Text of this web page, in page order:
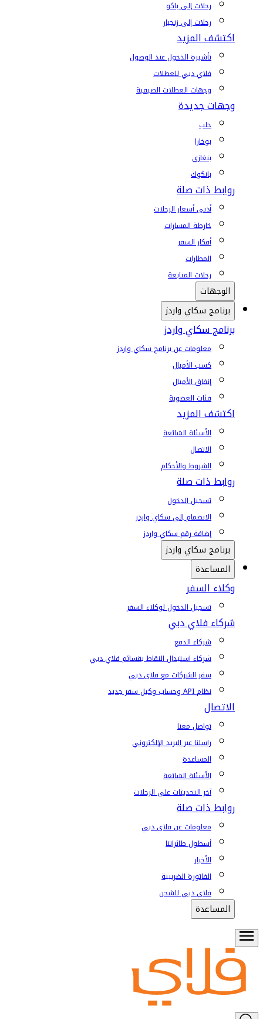
رحلات إلى باكو
رحلات إلى زنجبار
اكتشف المزيد
تأشيرة الدخول عند الوصول
فلاي دبي للعطلات
وجهات العطلات الصيفية
وجهات جديدة
حلب
بوخارا
بنغازي
بانكوك
روابط ذات صلة
أدنى أسعار الرحلات
خارطة المسارات
أفكار السفر
المطارات
رحلات المتابعة
الوجهات
برنامج سكاي واردز
برنامج سكاي واردز
معلومات عن برنامج سكاي واردز
كسب الأميال
إنفاق الأميال
فئات العضوية
اكتشف المزيد
الأسئلة الشائعة
الاتصال
الشروط والأحكام
روابط ذات صلة
تسجيل الدخول
الانضمام إلى سكاي واردز
إضافة رقم سكاي واردز
برنامج سكاي واردز
المساعدة
وكلاء السفر
تسجيل الدخول لوكلاء السفر
شركاء فلاي دبي
شركاء الدفع
شركاء استبدال النقاط بقسائم فلاي دبي
سفر الشركات مع فلاي دبي
نظام API وحساب وكيل سفر جديد
الاتصال
تواصل معنا
راسلنا عبر البريد الإلكتروني
المساعدة
الأسئلة الشائعة
آخر التحديثات على الرحلات
روابط ذات صلة
معلومات عن فلاي دبي
أسطول طائراتنا
الأخبار
الفاتورة الضريبية
فلاي دبي للشحن
المساعدة